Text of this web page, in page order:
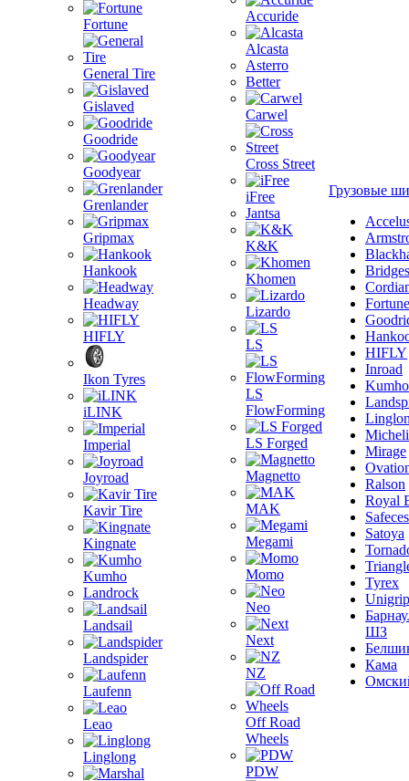
Fortune
General Tire
Gislaved
Goodride
Goodyear
Grenlander
Gripmax
Hankook
Headway
HIFLY
Ikon Tyres
iLINK
Imperial
Joyroad
Kavir Tire
Kingnate
Kumho
Landrock
Landsail
Landspider
Laufenn
Leao
Linglong
Accuride
Alcasta
Asterro
Better
Carwel
Cross Street
iFree
Jantsa
K&K
Khomen
Lizardo
LS
LS
FlowForming
LS Forged
Magnetto
MAK
Megami
Momo
Neo
Next
NZ
Off Road
Wheels
PDW
Грузовые
Fortune
HIFLY
Inroad
Kumho
Mirage
Ralson
Royal
Satoya
Tyrex
Unigrip
ШЗ
Кама